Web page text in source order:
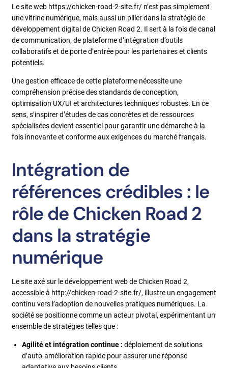
Le site web https://chicken-road-2-site.fr/ n’est pas simplement
une vitrine numérique, mais aussi un pilier dans la stratégie de
développement digital de Chicken Road 2. Il sert à la fois de canal
de communication, de plateforme d’intégration d’outils
collaboratifs et de porte d’entrée pour les partenaires et clients
potentiels.
Une gestion efficace de cette plateforme nécessite une
compréhension précise des standards de conception,
optimisation UX/UI et architectures techniques robustes. En ce
sens, s’inspirer d’études de cas concrètes et de ressources
spécialisées devient essentiel pour garantir une démarche à la
fois innovante et conforme aux exigences du marché français.
Intégration de
références crédibles : le
rôle de Chicken Road 2
dans la stratégie
numérique
Le site axé sur le développement web de Chicken Road 2,
accessible à http://chicken-road-2-site.fr/, illustre un engagement
continu vers l’adoption de nouvelles pratiques numériques. La
société se positionne comme un acteur pivotal, expérimentant un
ensemble de stratégies telles que :
Agilité et intégration continue : déploiement de solutions
d’auto-amélioration rapide pour assurer une réponse